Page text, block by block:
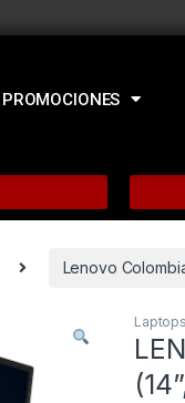
PROMOCIONES
Lenovo
Laptops